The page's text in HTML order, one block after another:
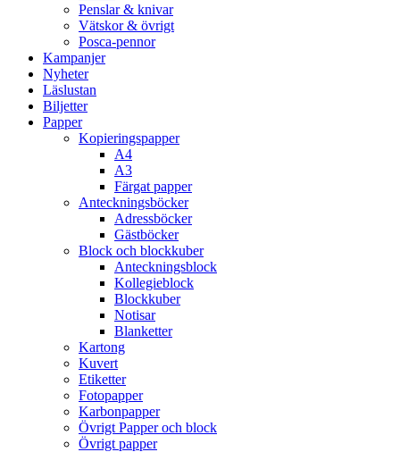
Penslar & knivar
Vätskor & övrigt
Posca-pennor
Kampanjer
Nyheter
Läslustan
Biljetter
Papper
Kopieringspapper
A4
A3
Färgat papper
Anteckningsböcker
Adressböcker
Gästböcker
Block och blockkuber
Anteckningsblock
Kollegieblock
Blockkuber
Notisar
Blanketter
Kartong
Kuvert
Etiketter
Fotopapper
Karbonpapper
Övrigt Papper och block
Övrigt papper